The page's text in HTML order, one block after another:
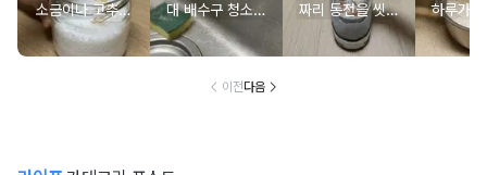
소금이나 고추가
루 담아둔 조미료
통에 이쑤시개를
대 배수구 청소해
도 냄새난다면 물
넘침 방지 구멍을
짜리 동전을 씻어
서 운동화 신발에
넣어보세요
하루가
지은 밥
이 살아
이전다음